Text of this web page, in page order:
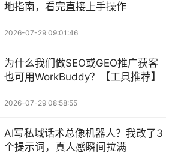
地指南，看完直接上手操作
2026-07-29 09:01:46
为什么我们做SEO或GEO推广获客
也可用WorkBuddy？【工具推荐】
2026-07-29 08:58:55
AI写私域话术总像机器人？我改了3
个提示词，真人感瞬间拉满